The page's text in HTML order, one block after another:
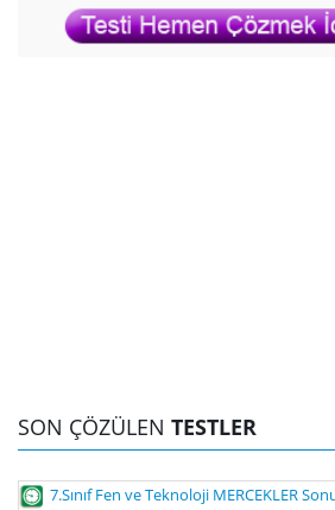
SON ÇÖZÜLEN TESTLER
7.Sınıf Fen ve Teknoloji MERCEKLER